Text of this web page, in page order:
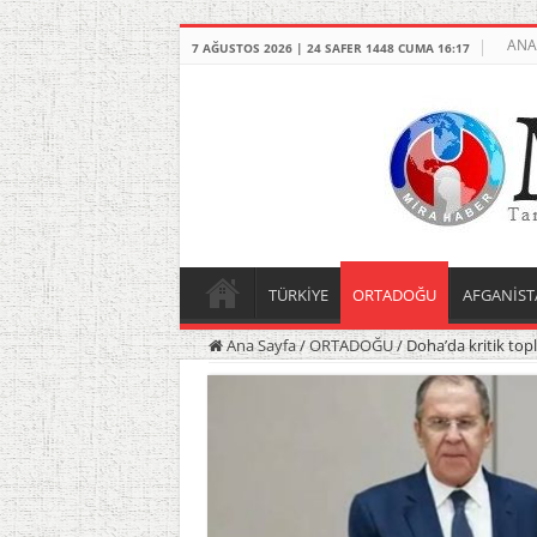
7 AĞUSTOS 2026 | 24 SAFER 1448 CUMA 16:17
TÜRKİYE ORTADOĞU
Ana Sayfa/ORTADOĞU/Doha’da kritik